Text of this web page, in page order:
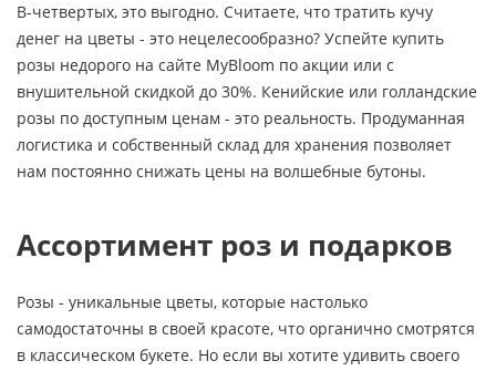
В-четвертых, это выгодно. Считаете, что тратить кучу
денег на цветы - это нецелесообразно? Успейте купить
розы недорого на сайте MyBloom по акции или с
внушительной скидкой до 30%. Кенийские или голландские
розы по доступным ценам - это реальность. Продуманная
логистика и собственный склад для хранения позволяет
нам постоянно снижать цены на волшебные бутоны.
Ассортимент роз и подарков
Розы - уникальные цветы, которые настолько
самодостаточны в своей красоте, что органично смотрятся
в классическом букете. Но если вы хотите удивить своего